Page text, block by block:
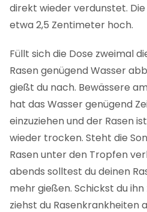
direkt wieder verdunstet.
etwa 2,5 Zentimeter hoch.
Füllt sich die Dose zweimal
Rasen genügend Wasser
gießt du nach. Bewässere
hat das Wasser genügend
einzuziehen und der Rasen
wieder trocken. Steht die
Rasen unter den Tropfen
abends solltest du deinen
mehr gießen. Schickst du
ziehst du Rasenkrankheiten